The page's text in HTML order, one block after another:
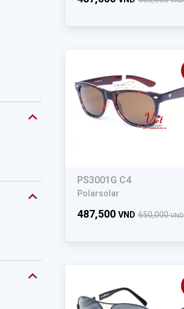
PS3001G C4
Polarsolar
650,000VND
487,500 VND